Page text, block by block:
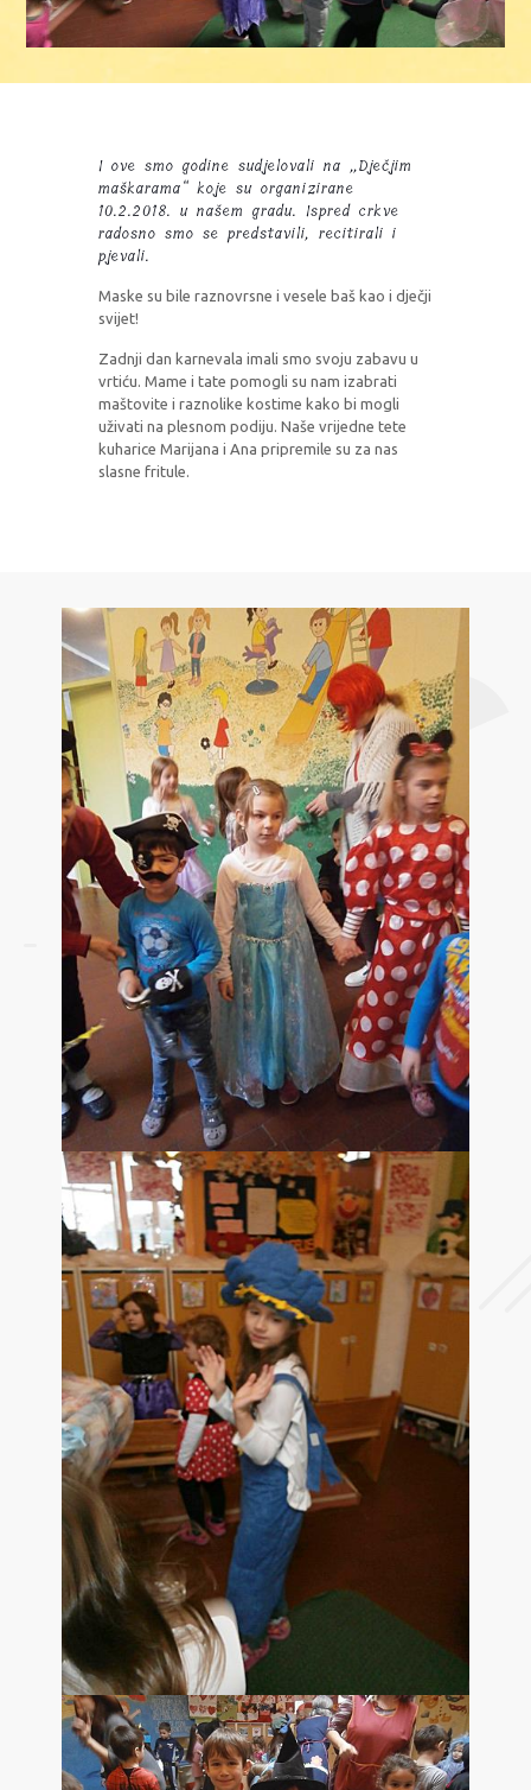
I ove smo godine sudjelovali na „Dječjim
maškarama“ koje su organizirane
10.2.2018. u našem gradu. Ispred crkve
radosno smo se predstavili, recitirali i
pjevali.
Maske su bile raznovrsne i vesele baš kao i dječji
svijet!
Zadnji dan karnevala imali smo svoju zabavu u
vrtiću. Mame i tate pomogli su nam izabrati
maštovite i raznolike kostime kako bi mogli
uživati na plesnom podiju. Naše vrijedne tete
kuharice Marijana i Ana pripremile su za nas
slasne fritule.